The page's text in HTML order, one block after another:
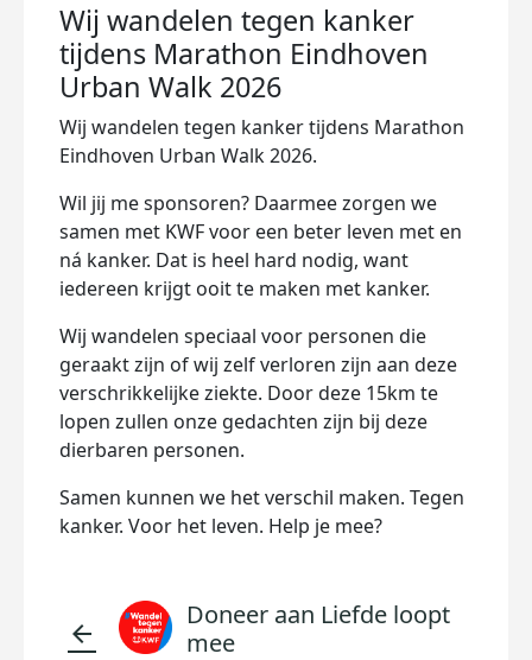
Wij wandelen tegen kanker
tijdens Marathon Eindhoven
Urban Walk 2026
Wij wandelen tegen kanker tijdens Marathon
Eindhoven Urban Walk 2026.
Wil jij me sponsoren? Daarmee zorgen we
samen met KWF voor een beter leven met en
ná kanker. Dat is heel hard nodig, want
iedereen krijgt ooit te maken met kanker.
Wij wandelen speciaal voor personen die
geraakt zijn of wij zelf verloren zijn aan deze
verschrikkelijke ziekte. Door deze 15km te
lopen zullen onze gedachten zijn bij deze
dierbaren personen.
Samen kunnen we het verschil maken. Tegen
kanker. Voor het leven. Help je mee?
arrow_back
Doneer aan Liefde loopt
mee